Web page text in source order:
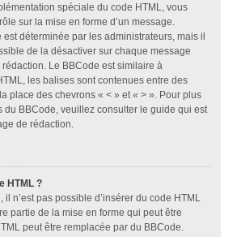
spéciale du code HTML, vous
sur la mise en forme d’un message.
est déterminée par les administrateurs, mais il
de la désactiver sur chaque message
Le BBCode est similaire à
les balises sont contenues entre des
place des chevrons « < » et « > ». Pour plus
du BBCode, veuillez consulter le guide qui est
de rédaction.
HTML ?
n’est pas possible d’insérer du code HTML
partie de la mise en forme qui peut être
peut être remplacée par du BBCode.